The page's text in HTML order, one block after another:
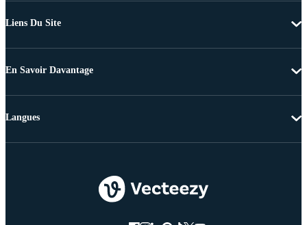
Liens Du Site
En Savoir Davantage
Langues